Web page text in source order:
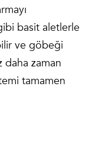
basit aletlerle
ve göbeği
daha zaman
tamamen